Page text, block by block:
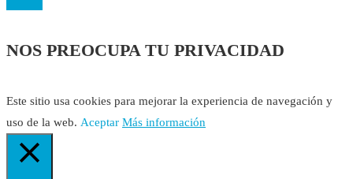
NOS PREOCUPA TU PRIVACIDAD
Este sitio usa cookies para mejorar la experiencia de navegación y
uso de la web. Aceptar Más información